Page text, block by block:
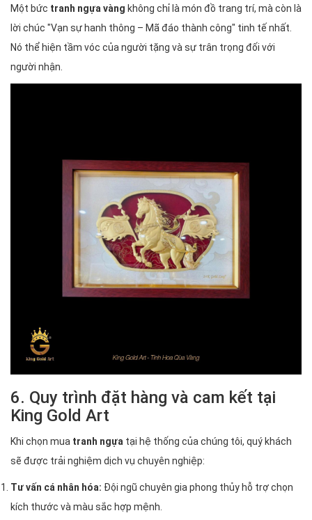
Một bức tranh ngựa vàng không chỉ là món đồ trang trí, mà còn là
lời chúc "Vạn sự hanh thông – Mã đáo thành công" tinh tế nhất.
Nó thể hiện tầm vóc của người tặng và sự trân trọng đối với
người nhận.
6. Quy trình đặt hàng và cam kết tại
King Gold Art
Khi chọn mua tranh ngựa tại hệ thống của chúng tôi, quý khách
sẽ được trải nghiệm dịch vụ chuyên nghiệp:
Tư vấn cá nhân hóa: Đội ngũ chuyên gia phong thủy hỗ trợ chọn
kích thước và màu sắc hợp mệnh.